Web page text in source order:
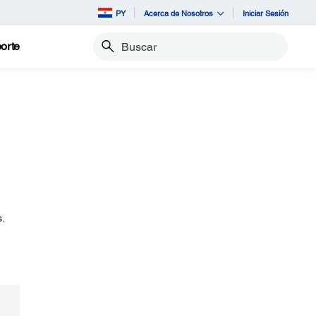
PY Acerca de Nosotros Iniciar Sesión
Buscar